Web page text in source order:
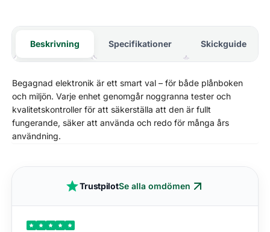
Beskrivning Specifikationer Skickguide
Begagnad elektronik är ett smart val – för både plånboken
och miljön. Varje enhet genomgår noggranna tester och
kvalitetskontroller för att säkerställa att den är fullt
fungerande, säker att använda och redo för många års
användning.
TrustpilotSe alla omdömen